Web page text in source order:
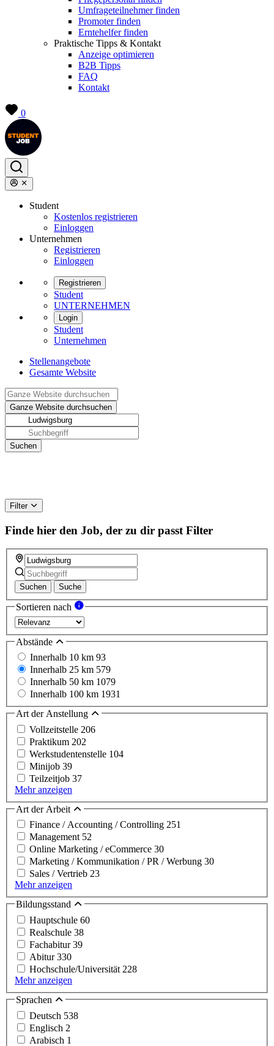
Umfrageteilnehmer finden
Promoter finden
Erntehelfer finden
Praktische Tipps & Kontakt
Anzeige optimieren
B2B Tipps
FAQ
Kontakt
0
Student
Kostenlos registrieren
Einloggen
Unternehmen
Registrieren
Einloggen
Registrieren
Student
UNTERNEHMEN
Login
Student
Unternehmen
Stellenangebote
Gesamte Website
Filter
Finde hier den Job, der zu dir passt Filter
Suchen Suche
Sortieren nach
Abstände
Innerhalb 10 km 93
Innerhalb 25 km 579
Innerhalb 50 km 1079
Innerhalb 100 km 1931
Art der Anstellung
Vollzeitstelle 206
Praktikum 202
Werkstudentenstelle 104
Minijob 39
Teilzeitjob 37
Mehr anzeigen
Art der Arbeit
Finance / Accounting / Controlling 251
Management 52
Online Marketing / eCommerce 30
Marketing / Kommunikation / PR / Werbung 30
Sales / Vertrieb 23
Mehr anzeigen
Bildungsstand
Hauptschule 60
Realschule 38
Fachabitur39
Abitur330
Hochschule/Universität 228
Mehr anzeigen
Sprachen
Deutsch 538
Englisch 2
Arabisch 1